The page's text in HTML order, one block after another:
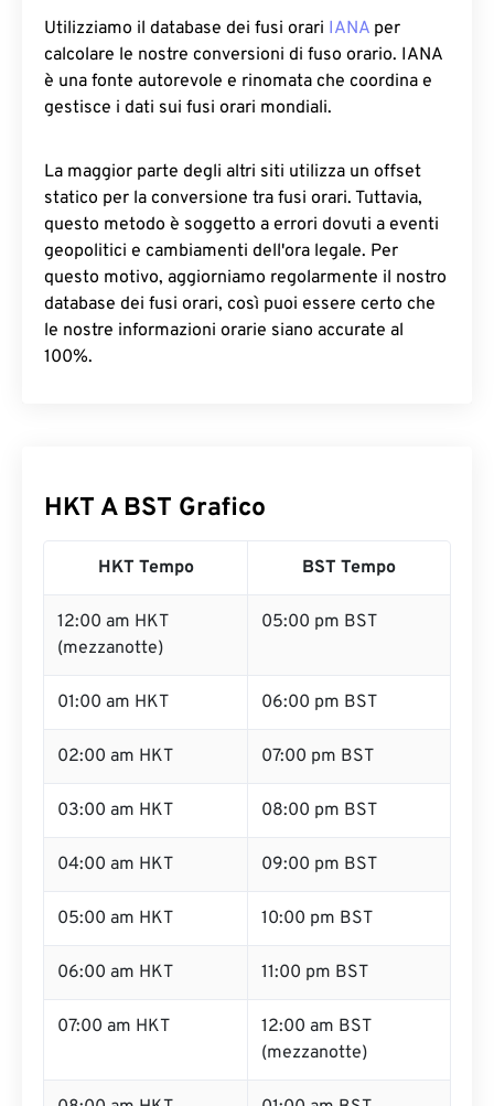
Utilizziamo il database dei fusi orari IANA per
calcolare le nostre conversioni di fuso orario. IANA
è una fonte autorevole e rinomata che coordina e
gestisce i dati sui fusi orari mondiali.
La maggior parte degli altri siti utilizza un offset
statico per la conversione tra fusi orari. Tuttavia,
questo metodo è soggetto a errori dovuti a eventi
geopolitici e cambiamenti dell'ora legale. Per
questo motivo, aggiorniamo regolarmente il nostro
database dei fusi orari, così puoi essere certo che
le nostre informazioni orarie siano accurate al
100%.
HKT A BST Grafico
HKT Tempo BST Tempo
12:00 am HKT
(mezzanotte)
05:00 pm BST
01:00 am HKT 06:00 pm BST
02:00 am HKT 07:00 pm BST
03:00 am HKT 08:00 pm BST
04:00 am HKT 09:00 pm BST
05:00 am HKT 10:00 pm BST
06:00 am HKT 11:00 pm BST
07:00 am HKT
12:00 am BST
(mezzanotte)